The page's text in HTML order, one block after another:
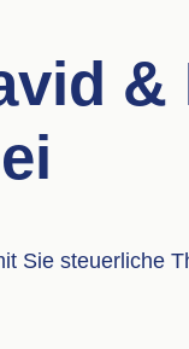
&
Sie steuerliche